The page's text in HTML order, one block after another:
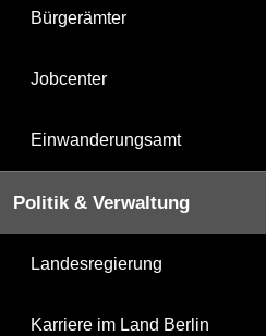
Bürgerämter
Jobcenter
Einwanderungsamt
Politik & Verwaltung
Landesregierung
Karriere im Land Berlin